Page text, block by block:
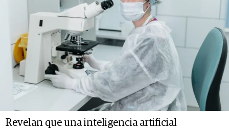
Revelan que una inteligencia artificial